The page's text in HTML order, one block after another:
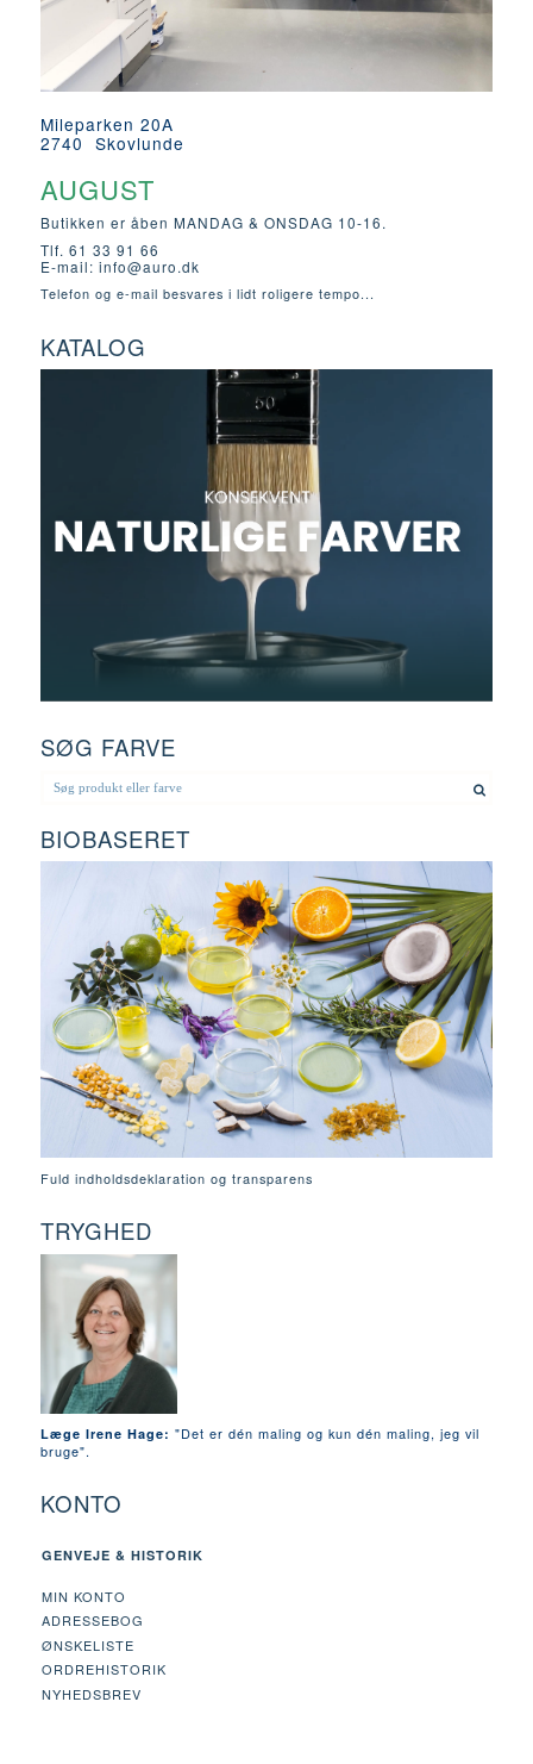
Mileparken 20A
2740 Skovlunde
AUGUST
Butikken er åben MANDAG & ONSDAG 10-16.
Tlf. 61 33 91 66
E-mail: info@auro.dk
Telefon og e-mail besvares i lidt roligere tempo...
KATALOG
SØG FARVE
BIOBASERET
Fuld indholdsdeklaration og transparens
TRYGHED
Læge Irene Hage: "Det er dén maling og kun dén maling, jeg vil
bruge".
KONTO
GENVEJE & HISTORIK
MIN KONTO
ADRESSEBOG
ØNSKELISTE
ORDREHISTORIK
NYHEDSBREV